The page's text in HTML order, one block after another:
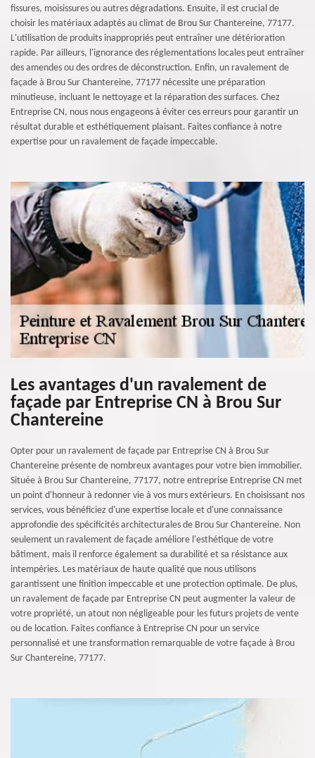
fissures, moisissures ou autres dégradations. Ensuite, il est crucial de
choisir les matériaux adaptés au climat de Brou Sur Chantereine, 77177.
L'utilisation de produits inappropriés peut entraîner une détérioration
rapide. Par ailleurs, l'ignorance des réglementations locales peut entraîner
des amendes ou des ordres de déconstruction. Enfin, un ravalement de
façade à Brou Sur Chantereine, 77177 nécessite une préparation
minutieuse, incluant le nettoyage et la réparation des surfaces. Chez
Entreprise CN, nous nous engageons à éviter ces erreurs pour garantir un
résultat durable et esthétiquement plaisant. Faites confiance à notre
expertise pour un ravalement de façade impeccable.
Les avantages d'un ravalement de
façade par Entreprise CN à Brou Sur
Chantereine
Opter pour un ravalement de façade par Entreprise CN à Brou Sur
Chantereine présente de nombreux avantages pour votre bien immobilier.
Située à Brou Sur Chantereine, 77177, notre entreprise Entreprise CN met
un point d'honneur à redonner vie à vos murs extérieurs. En choisissant nos
services, vous bénéficiez d'une expertise locale et d'une connaissance
approfondie des spécificités architecturales de Brou Sur Chantereine. Non
seulement un ravalement de façade améliore l'esthétique de votre
bâtiment, mais il renforce également sa durabilité et sa résistance aux
intempéries. Les matériaux de haute qualité que nous utilisons
garantissent une finition impeccable et une protection optimale. De plus,
un ravalement de façade par Entreprise CN peut augmenter la valeur de
votre propriété, un atout non négligeable pour les futurs projets de vente
ou de location. Faites confiance à Entreprise CN pour un service
personnalisé et une transformation remarquable de votre façade à Brou
Sur Chantereine, 77177.